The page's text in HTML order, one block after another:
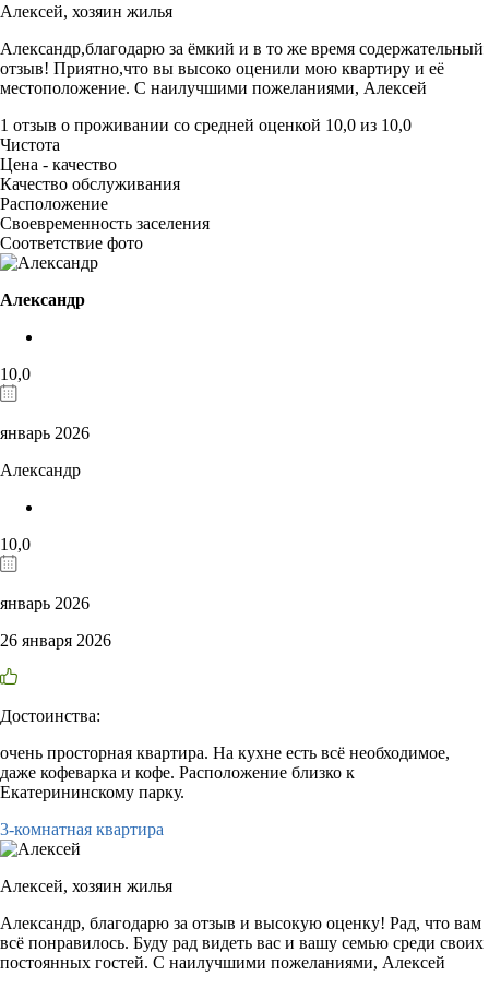
Алексей, хозяин жилья
Александр,благодарю за ёмкий и в то же время содержательный
отзыв! Приятно,что вы высоко оценили мою квартиру и её
местоположение. С наилучшими пожеланиями, Алексей
1 отзыв о проживании со средней оценкой 10,0 из 10,0
Чистота
Цена - качество
Качество обслуживания
Расположение
Своевременность заселения
Соответствие фото
Александр
10,0
январь 2026
Александр
10,0
январь 2026
26 января 2026
Достоинства:
очень просторная квартира. На кухне есть всё необходимое,
даже кофеварка и кофе. Расположение близко к
Екатерининскому парку.
3-комнатная квартира
Алексей, хозяин жилья
Александр, благодарю за отзыв и высокую оценку! Рад, что вам
всё понравилось. Буду рад видеть вас и вашу семью среди своих
постоянных гостей. С наилучшими пожеланиями, Алексей